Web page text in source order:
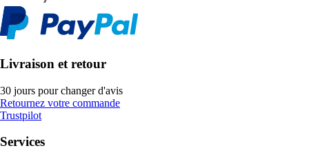
Livraison et retour
30 jours pour changer d'avis
Retournez votre commande
Trustpilot
Services